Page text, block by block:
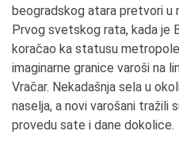
beogradskog atara pretvori
Prvog svetskog rata, kada je
koračao ka statusu
imaginarne granice varoši na
Vračar. Nekadašnja sela u
naselja, a novi varošani tražili
provedu sate i dane dokolice.